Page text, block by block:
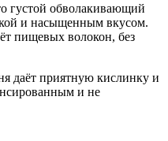
густой обволакивающий
и насыщенным вкусом.
пищевых волокон, без
даёт приятную кислинку и
и не